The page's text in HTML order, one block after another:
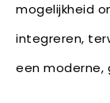
mogelijkheid
integreren,
een moderne,